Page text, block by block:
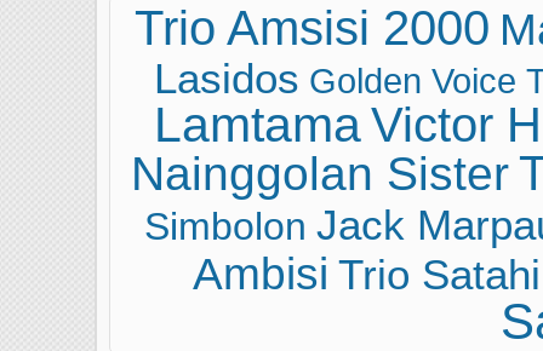
Trio Amsisi 2000
Lasidos Golden Voice
LamtamaVictor
Nainggolan Sister
Simbolon Jack
Ambisi Trio Satahi